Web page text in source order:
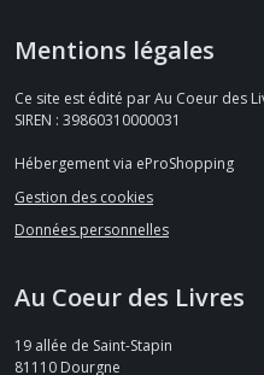
Mentions légales
Ce site est édité par Au Coeur des
SIREN : 39860310000031
Hébergement via eProShopping
Gestion des cookies
Données personnelles
Au Coeur des Livres
19 allée de Saint-Stapin
81110 Dourgne